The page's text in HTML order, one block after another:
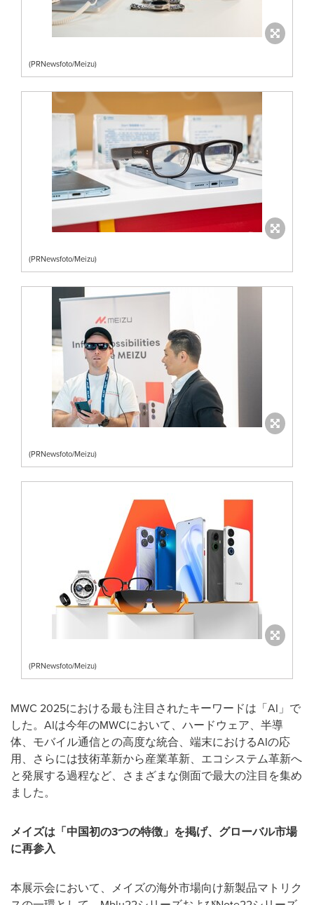
(PRNewsfoto/Meizu)
(PRNewsfoto/Meizu)
(PRNewsfoto/Meizu)
(PRNewsfoto/Meizu)
MWC 2025における最も注目されたキーワードは「AI」で
した。AIは今年のMWCにおいて、ハードウェア、半導
体、モバイル通信との高度な統合、端末におけるAIの応
用、さらには技術革新から産業革新、エコシステム革新へ
と発展する過程など、さまざまな側面で最大の注目を集め
ました。
メイズは「中国初の3つの特徴」を掲げ、グローバル市場
に再参入
本展示会において、メイズの海外市場向け新製品マトリク